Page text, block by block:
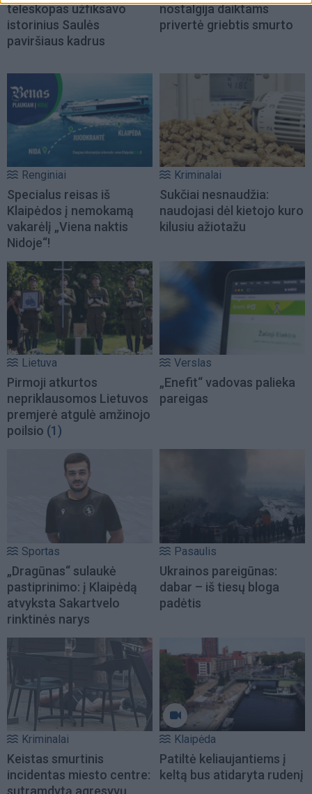
teleskopas užfiksavo
istorinius Saulės
paviršiaus kadrus
nostalgija daiktams
privertė griebtis smurto
Renginiai
Specialus reisas iš
Klaipėdos į nemokamą
vakarėlį „Viena naktis
Nidoje“!
Kriminalai
Sukčiai nesnaudžia:
naudojasi dėl kietojo kuro
kilusiu ažiotažu
Lietuva
Pirmoji atkurtos
nepriklausomos Lietuvos
premjerė atgulė amžinojo
poilsio (1)
Verslas
„Enefit“ vadovas palieka
pareigas
Sportas
„Dragūnas“ sulaukė
pastiprinimo: į Klaipėdą
atvyksta Sakartvelo
rinktinės narys
Pasaulis
Ukrainos pareigūnas:
dabar – iš tiesų bloga
padėtis
Kriminalai
Keistas smurtinis
incidentas miesto centre:
sutramdytą agresyvų
Klaipėda
Patiltė keliaujantiems į
keltą bus atidaryta rudenį